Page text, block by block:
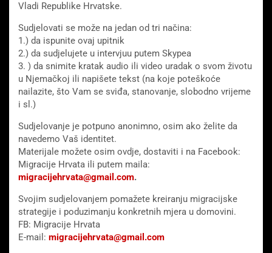
Vladi Republike Hrvatske.
Sudjelovati se može na jedan od tri načina:
1.) da ispunite ovaj upitnik
2.) da sudjelujete u intervjuu putem Skypea
3. ) da snimite kratak audio ili video uradak o svom životu
u Njemačkoj ili napišete tekst (na koje poteškoće
nailazite, što Vam se sviđa, stanovanje, slobodno vrijeme
i sl.)
Sudjelovanje je potpuno anonimno, osim ako želite da
navedemo Vaš identitet.
Materijale možete osim ovdje, dostaviti i na Facebook:
Migracije Hrvata ili putem maila:
migracijehrvata@gmail.com.
Svojim sudjelovanjem pomažete kreiranju migracijske
strategije i poduzimanju konkretnih mjera u domovini.
FB: Migracije Hrvata
E-mail: migracijehrvata@gmail.com